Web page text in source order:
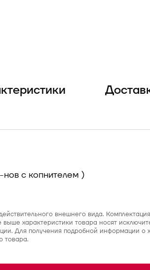
с копнителем )
внешнего вида.
характеристики товара носят
Для получения подробной информации
товара.